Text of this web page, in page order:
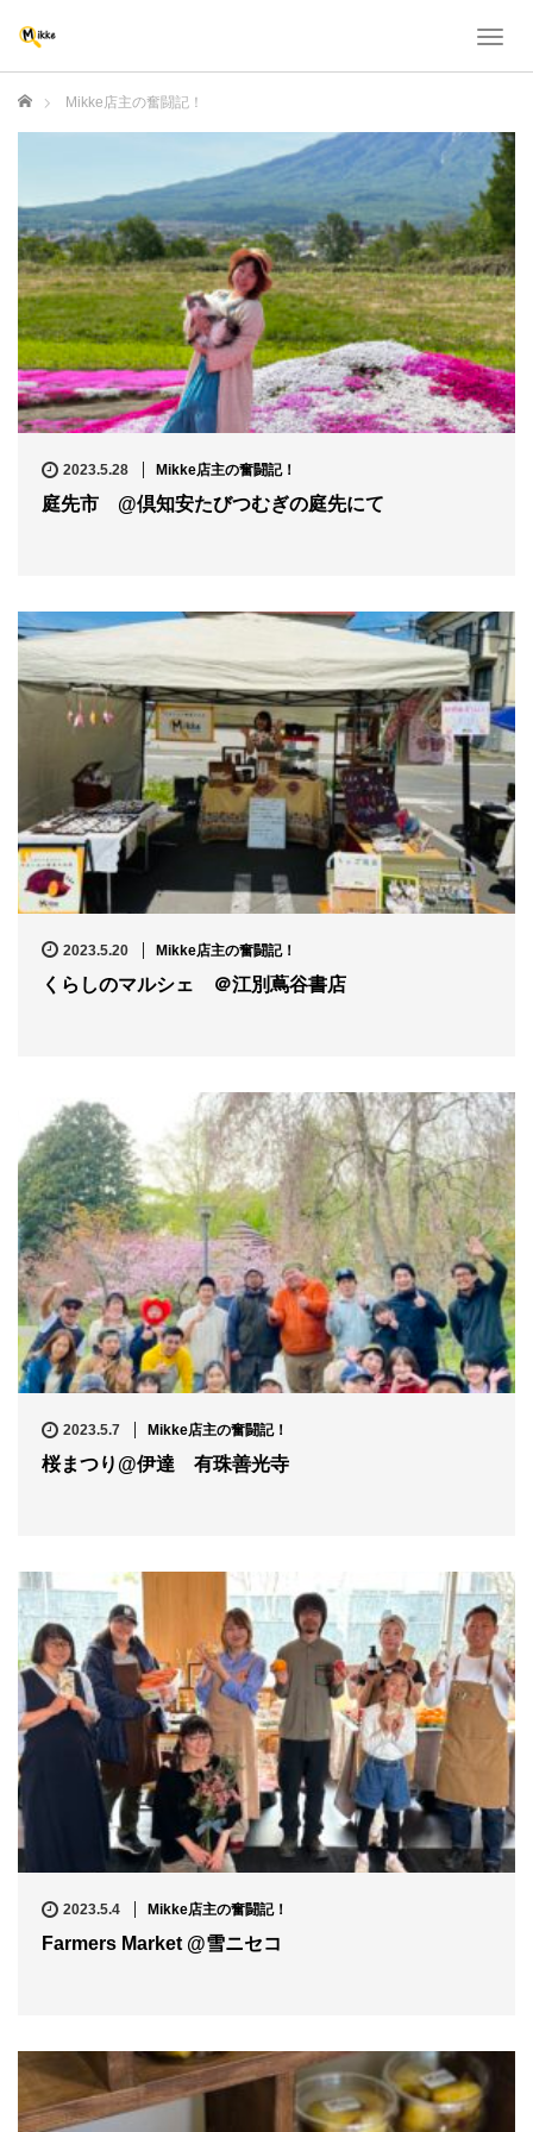
T
l
e
n
v
i
g
a
t
i
o
n
ホーム Mikke店主の奮闘記！
2023.5.28 Mikke店主の奮闘記！
庭先市 @倶知安たびつむぎの庭先にて
2023.5.20 Mikke店主の奮闘記！
くらしのマルシェ ＠江別蔦谷書店
2023.5.7 Mikke店主の奮闘記！
桜まつり@伊達 有珠善光寺
2023.5.4 Mikke店主の奮闘記！
Farmers Market @雪ニセコ